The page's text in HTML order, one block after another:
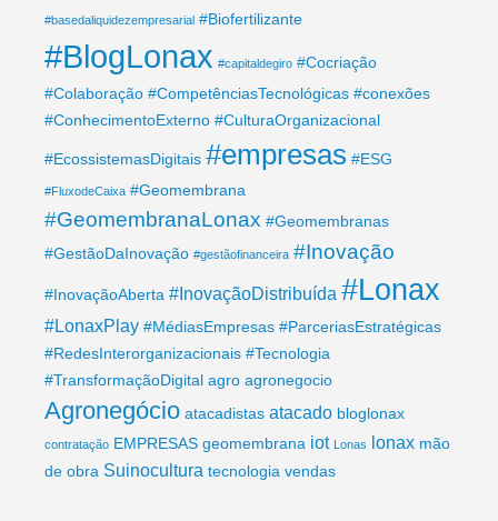
#basedaliquidezempresarial #Biofertilizante
#BlogLonax #capitaldegiro #Cocriação
#Colaboração #CompetênciasTecnológicas #conexões
#ConhecimentoExterno #CulturaOrganizacional
#EcossistemasDigitais #empresas #ESG
#FluxodeCaixa #Geomembrana
#GeomembranaLonax #Geomembranas
#GestãoDaInovação #gestãofinanceira #Inovação
#InovaçãoAberta #InovaçãoDistribuída #Lonax
#LonaxPlay #MédiasEmpresas #ParceriasEstratégicas
#RedesInterorganizacionais #Tecnologia
#TransformaçãoDigital agro agronegocio
Agronegócio atacadistas atacado bloglonax
contratação EMPRESAS geomembrana iot Lonas lonax mão
de obra Suinocultura tecnologia vendas